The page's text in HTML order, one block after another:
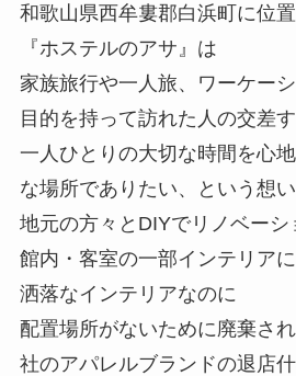
和歌山県西牟婁郡白浜町に位
『ホステルのアサ』は
家族旅行や一人旅、ワーケー
目的を持って訪れた人の交差す
一人ひとりの大切な時間を心
な場所でありたい、という想
地元の方々とDIYでリノベーシ
館内・客室の一部インテリア
洒落なインテリアなのに
配置場所がないために廃棄さ
社のアパレルブランドの退店